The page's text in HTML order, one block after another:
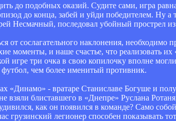
до подобных оказий. Судите сами, игра
до конца, забей и уйди победителем. Ну
Несмачный, последовал убойный прострел
от сослагательного наклонения, необходимо
моменты, и наше счастье, что реализовать
игре три очка в свою копилочку вполне
чем более именитый противник.
«Динамо» - вратаре Станиславе Богуше и
блиставшего в «Днепре» Руслана
как он появился в команде? Само
грузинский легионер способен показывать